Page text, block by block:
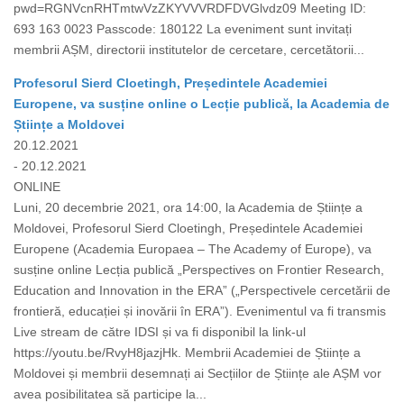
pwd=RGNVcnRHTmtwVzZKYVVVRDFDVGlvdz09 Meeting ID:
693 163 0023 Passcode: 180122 La eveniment sunt invitați
membrii AȘM, directorii institutelor de cercetare, cercetătorii...
Profesorul Sierd Cloetingh, Președintele Academiei
Europene, va susține online o Lecție publică, la Academia de
Științe a Moldovei
20.12.2021
- 20.12.2021
ONLINE
Luni, 20 decembrie 2021, ora 14:00, la Academia de Științe a
Moldovei, Profesorul Sierd Cloetingh, Președintele Academiei
Europene (Academia Europaea – The Academy of Europe), va
susține online Lecția publică „Perspectives on Frontier Research,
Education and Innovation in the ERA” („Perspectivele cercetării de
frontieră, educației și inovării în ERA”). Evenimentul va fi transmis
Live stream de către IDSI și va fi disponibil la link-ul
https://youtu.be/RvyH8jazjHk. Membrii Academiei de Științe a
Moldovei și membrii desemnați ai Secțiilor de Științe ale AȘM vor
avea posibilitatea să participe la...